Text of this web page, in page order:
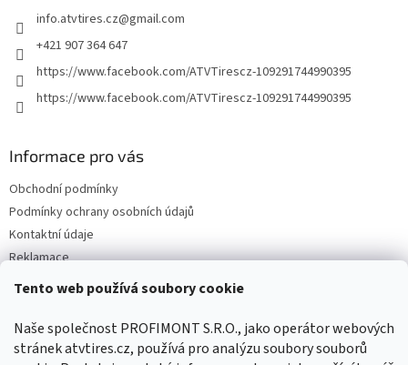
Tento web používá soubory cookie
Naše společnost PROFIMONT S.R.O., jako operátor webových
stránek atvtires.cz, používá pro analýzu soubory souborů
info.atvtires.cz@gmail.com
+421 907 364 647
https://www.facebook.com/ATVTirescz-109291744990395
https://www.facebook.com/ATVTirescz-109291744990395
Informace pro vás
Obchodní podmínky
Podmínky ochrany osobních údajů
Kontaktní údaje
Reklamace
Facebook